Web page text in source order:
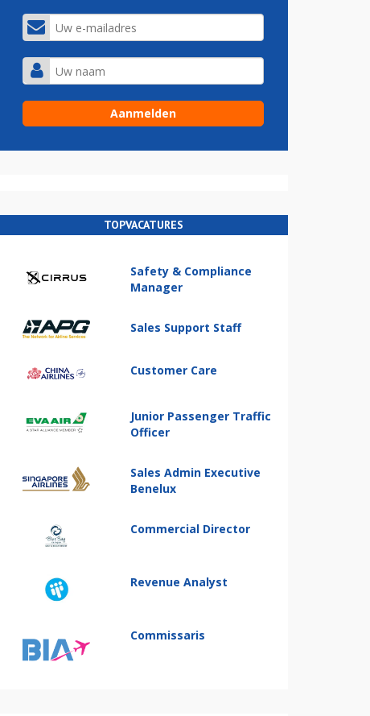
TOPVACATURES
Safety & Compliance
Manager
Sales Support Staff
Customer Care
Junior Passenger Traffic
Officer
Sales Admin Executive
Benelux
Commercial Director
Revenue Analyst
Commissaris